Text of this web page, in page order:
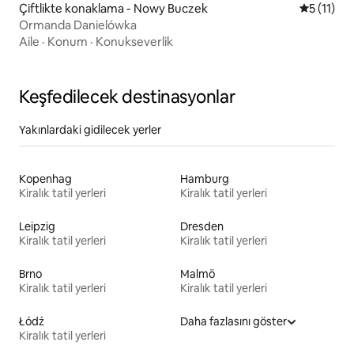
Çiftlikte konaklama - Nowy Buczek 55 (11)
Ormanda Danielówka
Aile · Konum · Konukseverlik
Keşfedilecek destinasyonlar
Yakınlardaki gidilecek yerler
Kopenhag
Kiralık tatil yerleri
Hamburg
Kiralık tatil yerleri
Leipzig
Kiralık tatil yerleri
Dresden
Kiralık tatil yerleri
Brno
Kiralık tatil yerleri
Malmö
Kiralık tatil yerleri
Łódź
Kiralık tatil yerleri
Daha fazlasını göster